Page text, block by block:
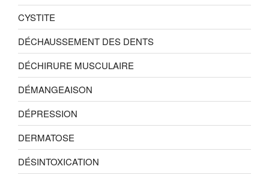
CYSTITE
DÉCHAUSSEMENT DES DENTS
DÉCHIRURE MUSCULAIRE
DÉMANGEAISON
DÉPRESSION
DERMATOSE
DÉSINTOXICATION